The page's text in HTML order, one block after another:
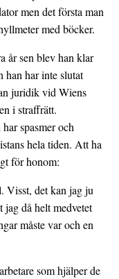
men det första man
med böcker.
år sen blev han klar
han har inte slutat
juridik vid Wiens
i straffrätt.
spasmer och
hela tiden. Att ha
för honom:
Visst, det kan jag ju
då helt medvetet
måste var och en
som hjälper de